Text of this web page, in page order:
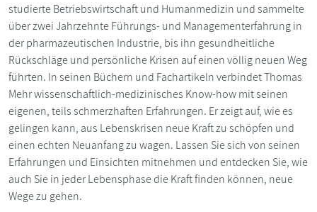
studierte Betriebswirtschaft und Humanmedizin und sammelte
über zwei Jahrzehnte Führungs- und Managementerfahrung in
der pharmazeutischen Industrie, bis ihn gesundheitliche
Rückschläge und persönliche Krisen auf einen völlig neuen Weg
führten. In seinen Büchern und Fachartikeln verbindet Thomas
Mehr wissenschaftlich-medizinisches Know-how mit seinen
eigenen, teils schmerzhaften Erfahrungen. Er zeigt auf, wie es
gelingen kann, aus Lebenskrisen neue Kraft zu schöpfen und
einen echten Neuanfang zu wagen. Lassen Sie sich von seinen
Erfahrungen und Einsichten mitnehmen und entdecken Sie, wie
auch Sie in jeder Lebensphase die Kraft finden können, neue
Wege zu gehen.